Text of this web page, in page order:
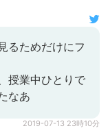
るためだけにフ
授業中ひとりで
なあ
2019-07-13 23時10分